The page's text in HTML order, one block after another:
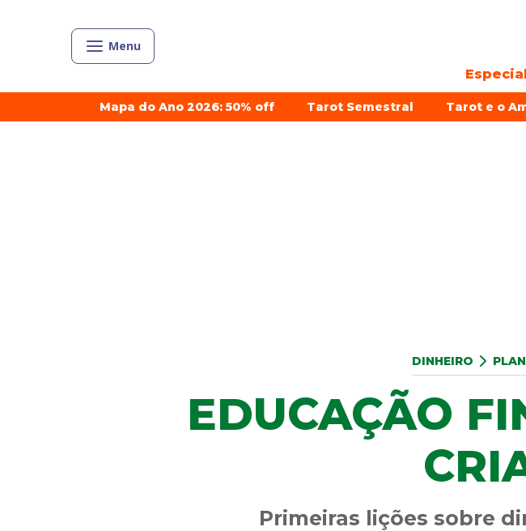
Menu
Mapa do Ano 2026: 50% off Tarot Semestral Tarot e o
DINHEIRO
EDUCAÇÃO
Primeiras lições sobre